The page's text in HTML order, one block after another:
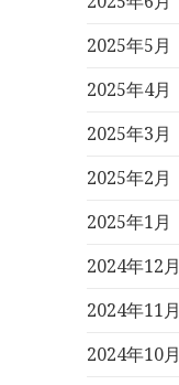
2025年5月
2025年4月
2025年3月
2025年2月
2025年1月
2024年12月
2024年11月
2024年10月